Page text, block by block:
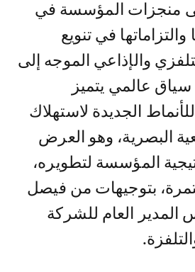
منجزات المؤسسة في
في تنويع
والإذاعي الموجه إلى
عالمي يتميز
الجديدة لاستهلاك
البصرية، وهو العرض
المؤسسة لتطويره،
بتوجيهات من فيصل
المدير العام للشركة